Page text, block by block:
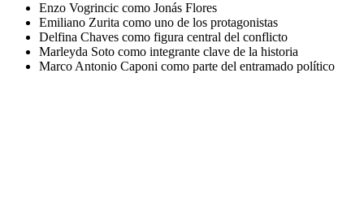
Enzo Vogrincic como Jonás Flores
Emiliano Zurita como uno de los protagonistas
Delfina Chaves como figura central del conflicto
Marleyda Soto como integrante clave de la historia
Marco Antonio Caponi como parte del entramado político